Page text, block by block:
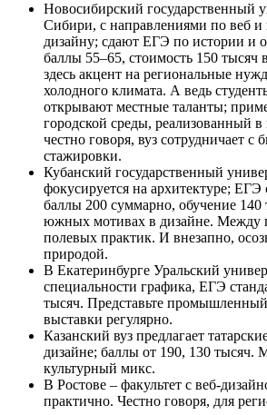
Новосибирский государственный
Сибири, с направлениями по веб
дизайну; сдают ЕГЭ по истории и
баллы 55–65, стоимость 150
здесь акцент на региональные
холодного климата. А ведь
открывают местные таланты;
городской среды, реализованный в
честно говоря, вуз сотрудничает с
стажировки.
Кубанский государственный
фокусируется на архитектуре; ЕГЭ
баллы 200 суммарно, обучение
южных мотивах в дизайне. Между
полевых практик. И внезапно,
природой.
В Екатеринбурге Уральский
специальности графика, ЕГЭ
тысяч. Представьте
выставки регулярно.
Казанский вуз предлагает
дизайне; баллы от 190, 130 тысяч.
культурный микс.
В Ростове – факультет с веб-
практично. Честно говоря, для